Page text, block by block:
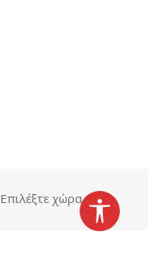
Επιλέξτε χώρα